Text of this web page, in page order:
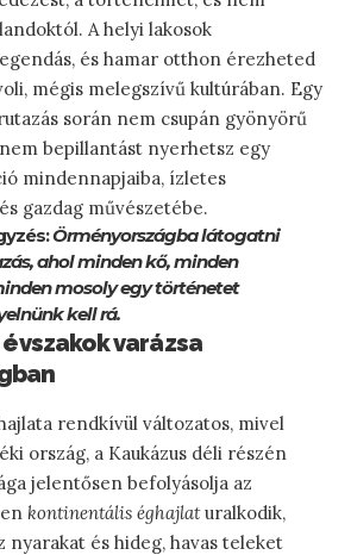
A helyi lakosok
és hamar otthon érezheted
mégis melegszívű kultúrában. Egy
során nem csupán gyönyörű
bepillantást nyerhetsz egy
mindennapjaiba, ízletes
gazdag művészetébe.
Örményországba látogatni
ahol minden kő, minden
mosoly egy történetet
kell rá.
varázsa
rendkívül változatos, mivel
ország, a Kaukázus déli részén
jelentősen befolyásolja az
kontinentális éghajlaturalkodik,
nyarakat és hideg, havas teleket